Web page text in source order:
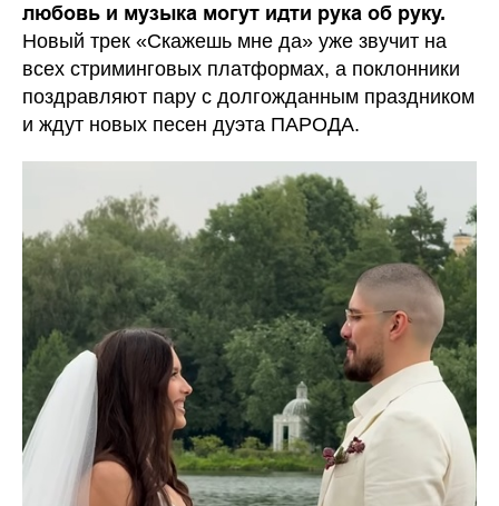
любовь и музыка могут идти рука об руку.
Новый трек «Скажешь мне да» уже звучит на
всех стриминговых платформах, а поклонники
поздравляют пару с долгожданным праздником
и ждут новых песен дуэта ПАРОДА.